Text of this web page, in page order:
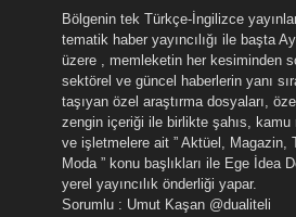
Bölgenin tek Türkçe-İngilizce
tematik haber yayıncılığı ile başta
üzere , memleketin her kesiminden
sektörel ve güncel haberlerin yanı
taşıyan özel araştırma dosyaları,
zengin içeriği ile birlikte şahıs,
ve işletmelere ait ” Aktüel, Magazin,
Moda ” konu başlıkları ile Ege İdea
yerel yayıncılık önderliği yapar.
Sorumlu : Umut Kaşan @dualiteli